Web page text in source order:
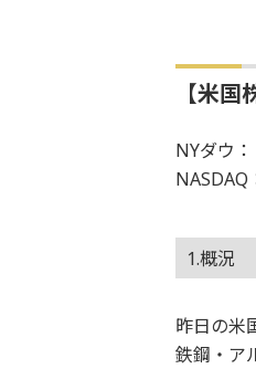
【米
NYダウ
1.概況
昨日の米
鉄鋼・ア